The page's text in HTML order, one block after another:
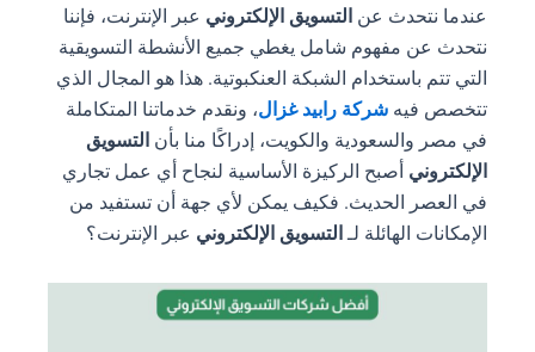
عندما نتحدث عنالتسويق الإلكترونيعبر الإنترنت، فإننا
نتحدث عن مفهوم شامل يغطي جميع الأنشطة التسويقية
التي تتم باستخدام الشبكة العنكبوتية. هذا هو المجال الذي
تتخصص فيهشركة رابيد غزال، ونقدم خدماتنا المتكاملة
في مصر والسعودية والكويت، إدراكًا منا بأنالتسويق
الإلكترونيأصبح الركيزة الأساسية لنجاح أي عمل تجاري
في العصر الحديث. فكيف يمكن لأي جهة أن تستفيد من
الإمكانات الهائلة لـالتسويق الإلكترونيعبر الإنترنت؟